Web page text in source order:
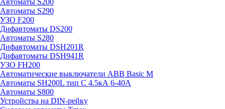
Автоматы S200
Автоматы S290
УЗО F200
Дифавтоматы DS200
Автоматы S280
Дифавтоматы DSH201R
Дифавтоматы DSH941R
УЗО FH200
Автоматические выключатели ABB Basic M
Автоматы SH200L тип С 4.5кА 6-40А
Автоматы S800
Устройства на DIN-рейку